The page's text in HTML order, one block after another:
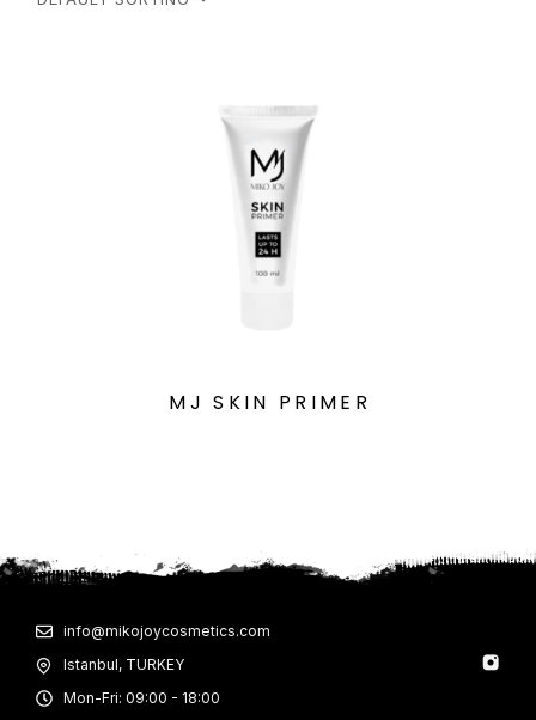
MJ SKIN PRIMER
info@mikojoycosmetics.com
Istanbul, TURKEY
Mon-Fri: 09:00 - 18:00